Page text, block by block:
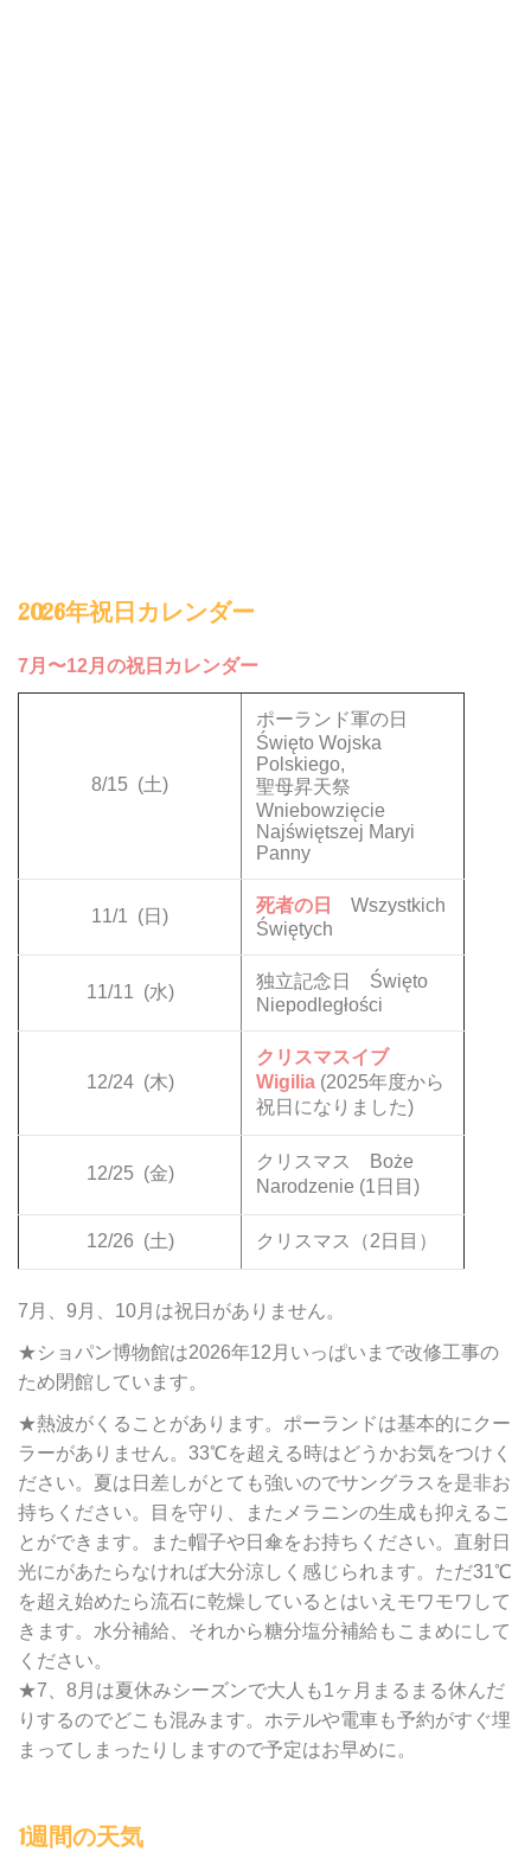
2026年祝日カレンダー
7月〜12月の祝日カレンダー
8/15 (土)
ポーランド軍の日
Święto Wojska
Polskiego,
聖母昇天祭
Wniebowzięcie
Najświętszej Maryi
Panny
11/1 (日)
死者の日
Wszystkich
Świętych
11/11 (水)
独立記念日 Święto
Niepodległości
12/24 (木)
クリスマスイブ
Wigilia (2025年度から
祝日になりました)
12/25 (金)
クリスマス Boże
Narodzenie (1日目)
12/26 (土) クリスマス（2日目）
7月、9月、10月は祝日がありません。
★ショパン博物館は2026年12月いっぱいまで改修工事の
ため閉館しています。
★熱波がくることがあります。ポーランドは基本的にクー
ラーがありません。33℃を超える時はどうかお気をつけく
ださい。夏は日差しがとても強いのでサングラスを是非お
持ちください。目を守り、またメラニンの生成も抑えるこ
とができます。また帽子や日傘をお持ちください。直射日
光にがあたらなければ大分涼しく感じられます。ただ31℃
を超え始めたら流石に乾燥しているとはいえモワモワして
きます。水分補給、それから糖分塩分補給もこまめにして
ください。
★7、8月は夏休みシーズンで大人も1ヶ月まるまる休んだ
りするのでどこも混みます。ホテルや電車も予約がすぐ埋
まってしまったりしますので予定はお早めに。
1週間の天気